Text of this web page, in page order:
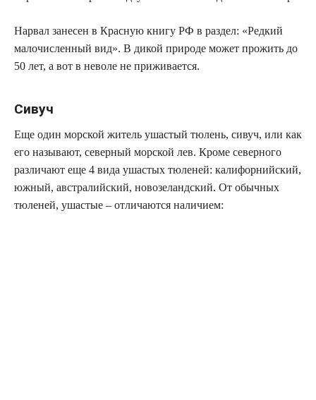
Нарвал занесен в Красную книгу РФ в раздел: «Редкий
малочисленный вид». В дикой природе может прожить до
50 лет, а вот в неволе не приживается.
Сивуч
Еще один морской житель ушастый тюлень, сивуч, или как
его называют, северный морской лев. Кроме северного
различают еще 4 вида ушастых тюленей: калифорнийский,
южный, австралийский, новозеландский. От обычных
тюленей, ушастые – отличаются наличием: